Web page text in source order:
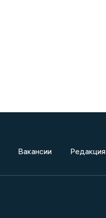
Вакансии Редакция